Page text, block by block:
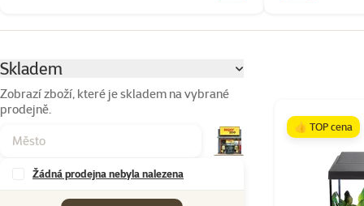
Skladem
Zobrazí zboží, které je skladem na vybrané
prodejně.
Žádná prodejna nebyla nalezena
👍 TOP cena